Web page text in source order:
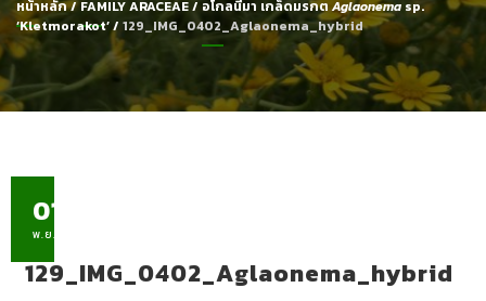
หน้าหลัก/FAMILY ARACEAE/ อโกลนีมา เกล็ดมรกตAglaonema sp.
‘Kletmorakot’/ 129_IMG_0402_Aglaonema_hybrid
01
พ.ย.
129_IMG_0402_Aglaonema_hybrid